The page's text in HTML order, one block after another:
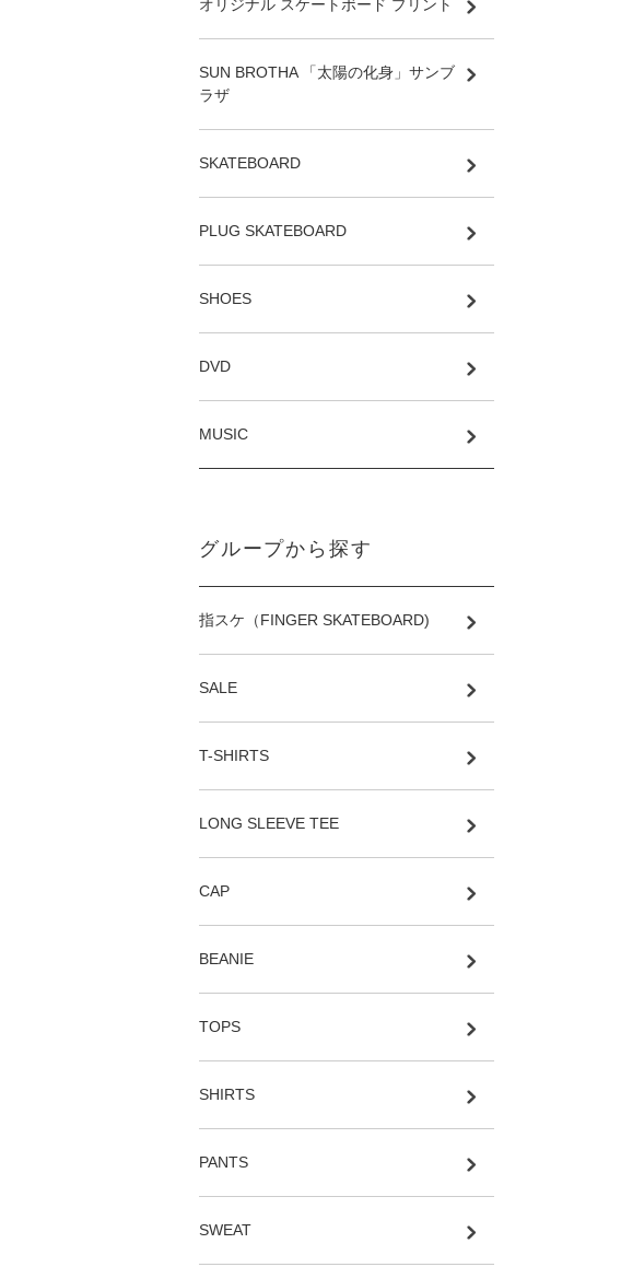
オリジナル スケートボード プリント
SUN BROTHA 「太陽の化身」サンブ
ラザ
SKATEBOARD
PLUG SKATEBOARD
SHOES
DVD
MUSIC
グループから探す
指スケ（FINGER SKATEBOARD)
SALE
T-SHIRTS
LONG SLEEVE TEE
CAP
BEANIE
TOPS
SHIRTS
PANTS
SWEAT